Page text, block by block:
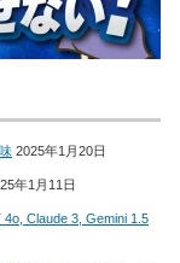
2025年1月20日
年1月11日
Claude 3, Gemini 1.5